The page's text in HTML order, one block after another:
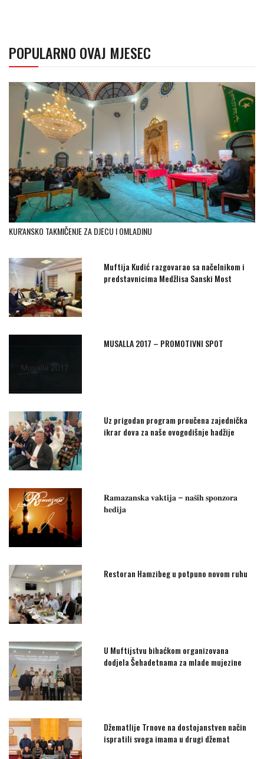
POPULARNO OVAJ MJESEC
KUR'ANSKO TAKMIČENJE ZA DJECU I OMLADINU
Muftija Kudić razgovarao sa načelnikom i
predstavnicima Medžlisa Sanski Most
MUSALLA 2017 – PROMOTIVNI SPOT
Uz prigodan program proučena zajednička
ikrar dova za naše ovogodišnje hadžije
𝐑𝐚𝐦𝐚𝐳𝐚𝐧𝐬𝐤𝐚 𝐯𝐚𝐤𝐭𝐢𝐣𝐚 – 𝐧𝐚𝐬̌𝐢𝐡 𝐬𝐩𝐨𝐧𝐳𝐨𝐫𝐚
𝐡𝐞𝐝𝐢𝐣𝐚
Restoran Hamzibeg u potpuno novom ruhu
U Muftijstvu bihaćkom organizovana
dodjela Šehadetnama za mlade mujezine
Džematlije Trnove na dostojanstven način
ispratili svoga imama u drugi džemat